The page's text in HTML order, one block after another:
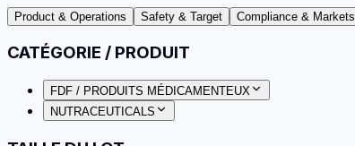
Product & Operations Safety & Target Compliance & Markets
CATÉGORIE / PRODUIT
FDF / PRODUITS MÉDICAMENTEUX
NUTRACEUTICALS